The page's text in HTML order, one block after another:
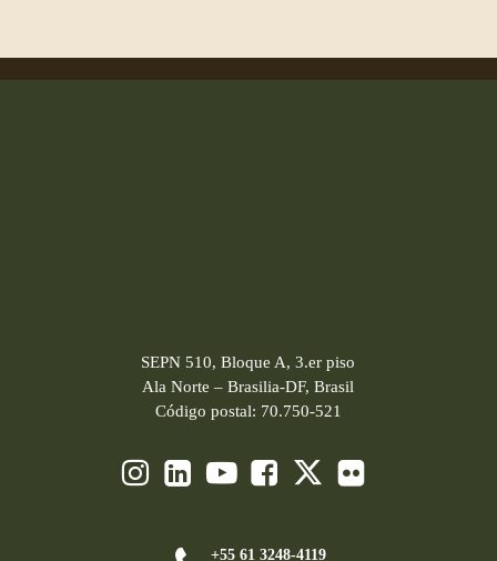
SEPN 510, Bloque A, 3.er piso
Ala Norte – Brasilia-DF, Brasil
Código postal: 70.750-521
+55 61 3248-4119